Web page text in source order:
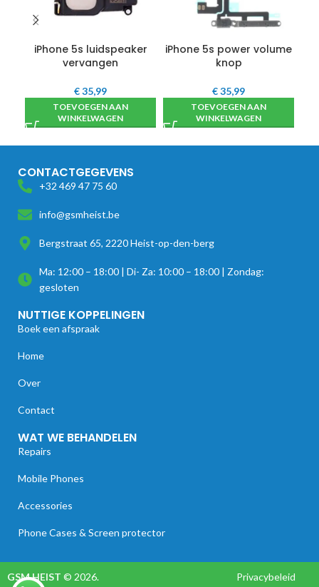
iPhone 5s luidspeaker
vervangen
€35,99
TOEVOEGEN AAN
WINKELWAGEN
iPhone 5s power volume
knop
€35,99
TOEVOEGEN AAN
WINKELWAGEN
CONTACTGEGEVENS
+32 469 47 75 60
info@gsmheist.be
Bergstraat 65, 2220 Heist-op-den-berg
Ma: 12:00 – 18:00 | Di- Za: 10:00 – 18:00 | Zondag:
gesloten
NUTTIGE KOPPELINGEN
Boek een afspraak
Home
Over
Contact
WAT WE BEHANDELEN
Repairs
Mobile Phones
Accessories
Phone Cases & Screen protector
GSM HEIST © 2026.
Privacybeleid